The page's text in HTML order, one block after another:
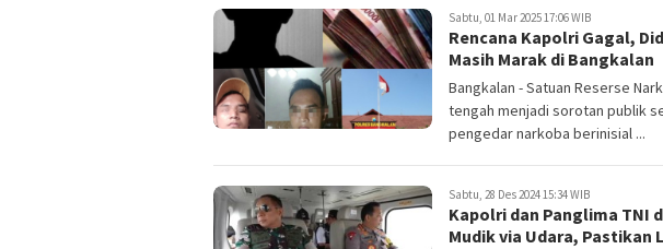
Sabtu, 01 Mar 2025 17:06 WIB
Rencana Kapolri Gagal,
Masih Marak di Bangkalan
Bangkalan - Satuan Reserse
tengah menjadi sorotan publik
pengedar narkoba berinisial ...
Sabtu, 28 Des 2024 15:34 WIB
Kapolri dan Panglima TNI
Mudik via Udara, Pastikan